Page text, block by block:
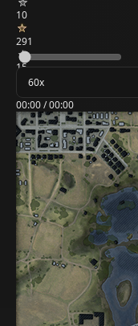
10
291
15
00:00 / 00:00